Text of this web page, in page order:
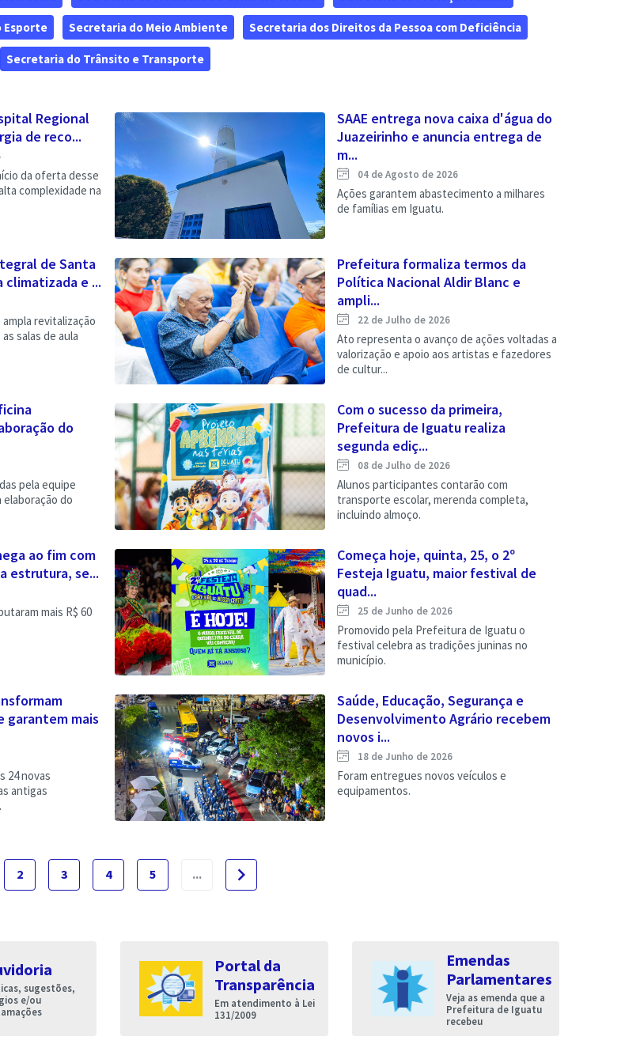
Esporte Secretaria do Meio Ambiente Secretaria dos Direitos da Pessoa com Deficiência
Secretaria do Trânsito e Transporte
Regional
de reco...
da oferta desse
complexidade na
SAAE entrega nova caixa d'água do
Juazeirinho e anuncia entrega de
m...
04 de Agosto de 2026
Ações garantem abastecimento a milhares
de famílias em Iguatu.
de Santa
climatizada e ...
revitalização
salas de aula
Prefeitura formaliza termos da
Política Nacional Aldir Blanc e
ampli...
22 de Julho de 2026
Ato representa o avanço de ações voltadas a
valorização e apoio aos artistas e fazedores
de cultur...
do
pela equipe
do
Com o sucesso da primeira,
Prefeitura de Iguatu realiza
segunda ediç...
08 de Julho de 2026
Alunos participantes contarão com
transporte escolar, merenda completa,
incluindo almoço.
ao fim com
estrutura, se...
mais R$ 60
Começa hoje, quinta, 25, o 2º
Festeja Iguatu, maior festival de
quad...
25 de Junho de 2026
Promovido pela Prefeitura de Iguatu o
festival celebra as tradições juninas no
município.
garantem mais
24 novas
antigas
Saúde, Educação, Segurança e
Desenvolvimento Agrário recebem
novos i...
18 de Junho de 2026
Foram entregues novos veículos e
equipamentos.
2 3 4 5 ... navigate_next
sugestões,
e/ou
Portal da
Transparência
Em atendimento à Lei
131/2009
Emendas
Parlamentares
Veja as emenda que a
Prefeitura de Iguatu
recebeu